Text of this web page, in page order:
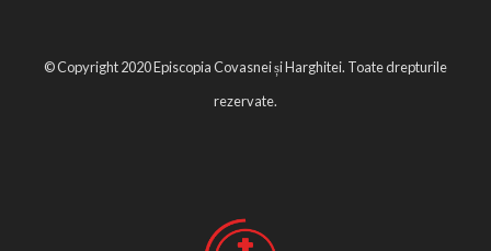
© Copyright 2020 Episcopia Covasnei și Harghitei. Toate drepturile
rezervate.